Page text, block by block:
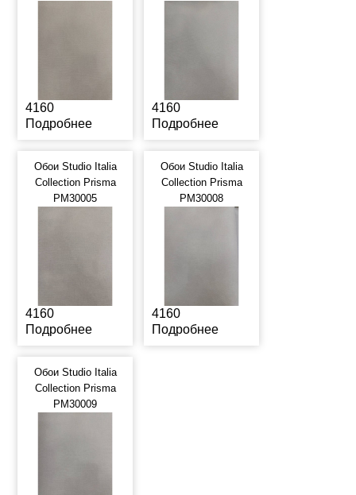
4160
Подробнее
4160
Подробнее
Обои Studio Italia
Collection Prisma
PM30005
4160
Подробнее
Обои Studio Italia
Collection Prisma
PM30008
4160
Подробнее
Обои Studio Italia
Collection Prisma
PM30009